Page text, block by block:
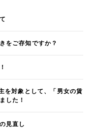
をご存知ですか？
を対象として、「男女の賃
した！
見直し